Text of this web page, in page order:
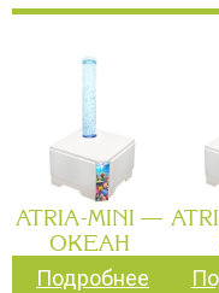
ATRIA-MINI —
ОКЕАН
Подробнее